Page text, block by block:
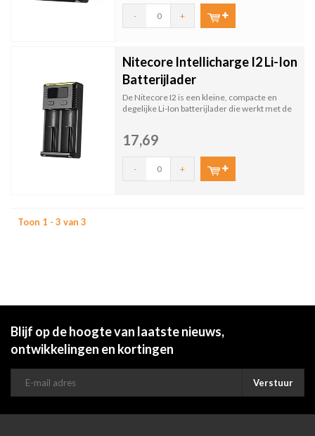
- +
Nitecore Intellicharge I2 Li-Ion
Batterijlader
De Nitecore I2 is een kleine, compacte en
degelijke Li-Ion batterijlader die werkt met de
17,69
- +
Toon 1 - 3 van 3
Blijf op de hoogte van laatste nieuws,
ontwikkelingen en kortingen
Verstuur